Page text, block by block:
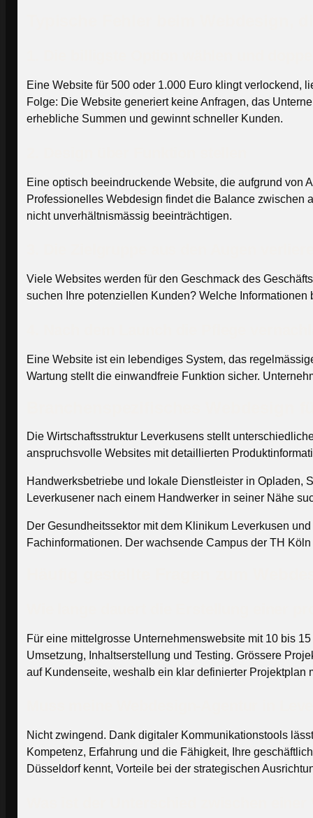
Eine Website für 500 oder 1.000 Euro klingt verlockend,
Folge: Die Website generiert keine Anfragen, das
erhebliche Summen und gewinnt schneller Kunden.
Eine optisch beeindruckende Website, die aufgrund von
Professionelles Webdesign findet die Balance zwischen
nicht unverhältnismässig beeinträchtigen.
Viele Websites werden für den Geschmack des
suchen Ihre potenziellen Kunden? Welche
Eine Website ist ein lebendiges System, das
Wartung stellt die einwandfreie Funktion sicher.
Die Wirtschaftsstruktur Leverkusens stellt
anspruchsvolle Websites mit detaillierten
Handwerksbetriebe und lokale Dienstleister in Opladen,
Leverkusener nach einem Handwerker in seiner Nähe
Der Gesundheitssektor mit dem Klinikum Leverkusen
Fachinformationen. Der wachsende Campus der TH
Für eine mittelgrosse Unternehmenswebsite mit 10 bis
Umsetzung, Inhaltserstellung und Testing. Grössere
auf Kundenseite, weshalb ein klar definierter
Nicht zwingend. Dank digitaler Kommunikationstools
Kompetenz, Erfahrung und die Fähigkeit, Ihre
Düsseldorf kennt, Vorteile bei der strategischen